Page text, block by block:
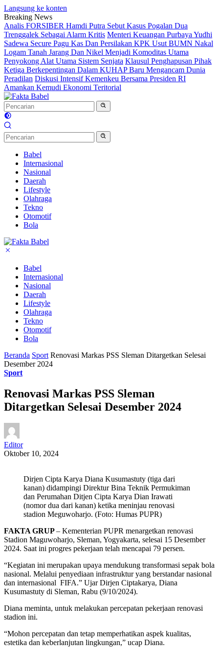
Langsung ke konten
Breaking News
Analis FORSIBER Hamdi Putra Sebut Kasus Pogalan Dua
Trenggalek Sebagai Alarm Kritis Menteri Keuangan Purbaya Yudhi
Sadewa Secure Pagu Kas Dan Persilakan KPK Usut BUMN Nakal
Logam Tanah Jarang Dan Nikel Menjadi Komoditas Utama
Penyokong Alat Utama Sistem Senjata Klausul Penghapusan Pihak
Ketiga Berkepentingan Dalam KUHAP Baru Mengancam Dunia
Peradilan Diskusi Intensif Kemenkeu Bersama Presiden RI
Amankan Kemudi Ekonomi Teritorial
Babel
Internasional
Nasional
Daerah
Lifestyle
Olahraga
Tekno
Otomotif
Bola
Babel
Internasional
Nasional
Daerah
Lifestyle
Olahraga
Tekno
Otomotif
Bola
Beranda Sport Renovasi Markas PSS Sleman Ditargetkan Selesai
Desember 2024
Sport
Renovasi Markas PSS Sleman
Ditargetkan Selesai Desember 2024
Editor
Oktober 10, 2024
Dirjen Cipta Karya Diana Kusumastuty (tiga dari
kanan) didampingi Direktur Bina Teknik Permukiman
dan Perumahan Ditjen Cipta Karya Dian Irawati
(nomor dua dari kanan) ketika meninjau renovasi
stadion Meguwoharjo. (Foto: Humas PUPR)
FAKTA GRUP– Kementerian PUPR menargetkan renovasi
Stadion Maguwoharjo, Sleman, Yogyakarta, selesai 15 Desember
2024. Saat ini progres pekerjaan telah mencapai 79 persen.
“Kegiatan ini merupakan upaya mendukung transformasi sepak bola
nasional. Melalui penyediaan infrastruktur yang berstandar nasional
dan internasional FIFA.” Ujar Dirjen Ciptakarya, Diana
Kusumastuty di Sleman, Rabu (9/10/2024).
Diana meminta, untuk melakukan percepatan pekerjaan renovasi
stadion ini.
“Mohon percepatan dan tetap memperhatikan aspek kualitas,
estetika dan keberlanjutan lingkungan,” ucap Diana.